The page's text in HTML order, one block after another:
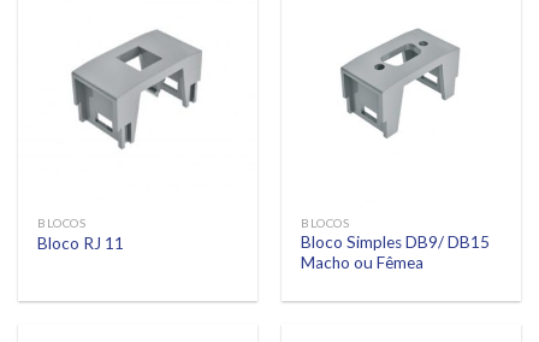
BLOCOS
Bloco RJ 11
BLOCOS
Bloco Simples DB9/ DB15
Macho ou Fêmea